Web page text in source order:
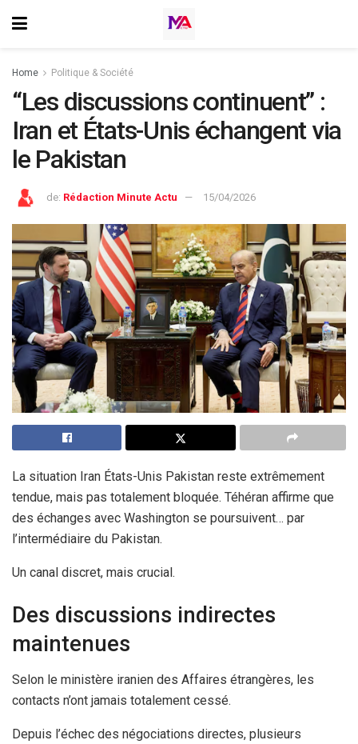
Home ⁠Politique & Société
“Les discussions continuent” :
Iran et États-Unis échangent via
le Pakistan
de: Rédaction Minute Actu 15/04/2026
La situation Iran États-Unis Pakistan reste extrêmement
tendue, mais pas totalement bloquée. Téhéran affirme que
des échanges avec Washington se poursuivent… par
l’intermédiaire du Pakistan.
Un canal discret, mais crucial.
Des discussions indirectes
maintenues
Selon le ministère iranien des Affaires étrangères, les
contacts n’ont jamais totalement cessé.
Depuis l’échec des négociations directes, plusieurs